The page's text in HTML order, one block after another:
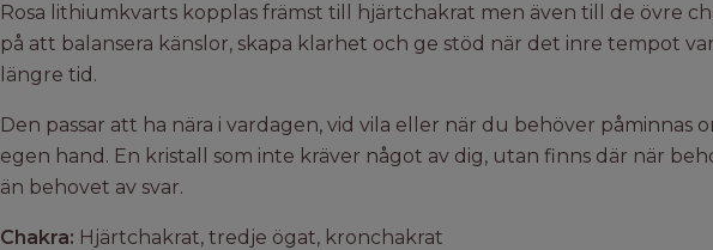
Rosa lithiumkvarts kopplas främst till hjärtchakrat men även till de övre
på att balansera känslor, skapa klarhet och ge stöd när det inre tempot
längre tid.
Den passar att ha nära i vardagen, vid vila eller när du behöver påminnas
egen hand. En kristall som inte kräver något av dig, utan finns där när
än behovet av svar.
Chakra: Hjärtchakrat, tredje ögat, kronchakrat